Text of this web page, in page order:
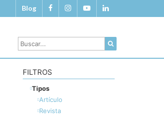
Blog
FILTROS
Tipos
Artículo
Revista